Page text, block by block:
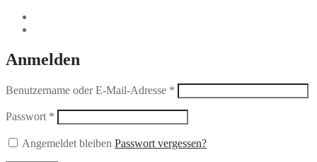
Anmelden
Benutzername oder E-Mail-Adresse *
Passwort *
Angemeldet bleiben Passwort vergessen?